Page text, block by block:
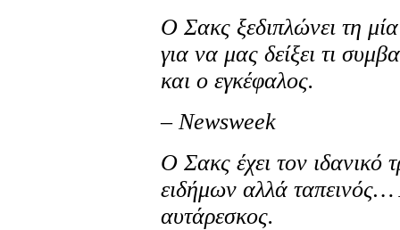
Ο Σακς ξεδιπλώνει τη
για να μας δείξει τι
και ο εγκέφαλος.
– Newsweek
O Σακς έχει τον ιδανικό
ειδήμων αλλά ταπεινός…
αυτάρεσκος.